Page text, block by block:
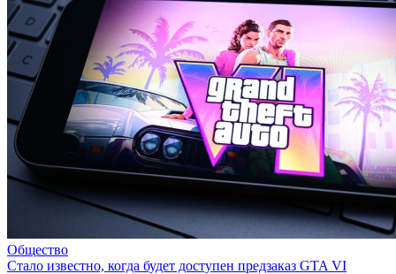
Общество
Стало известно, когда будет доступен предзаказ GTA VI